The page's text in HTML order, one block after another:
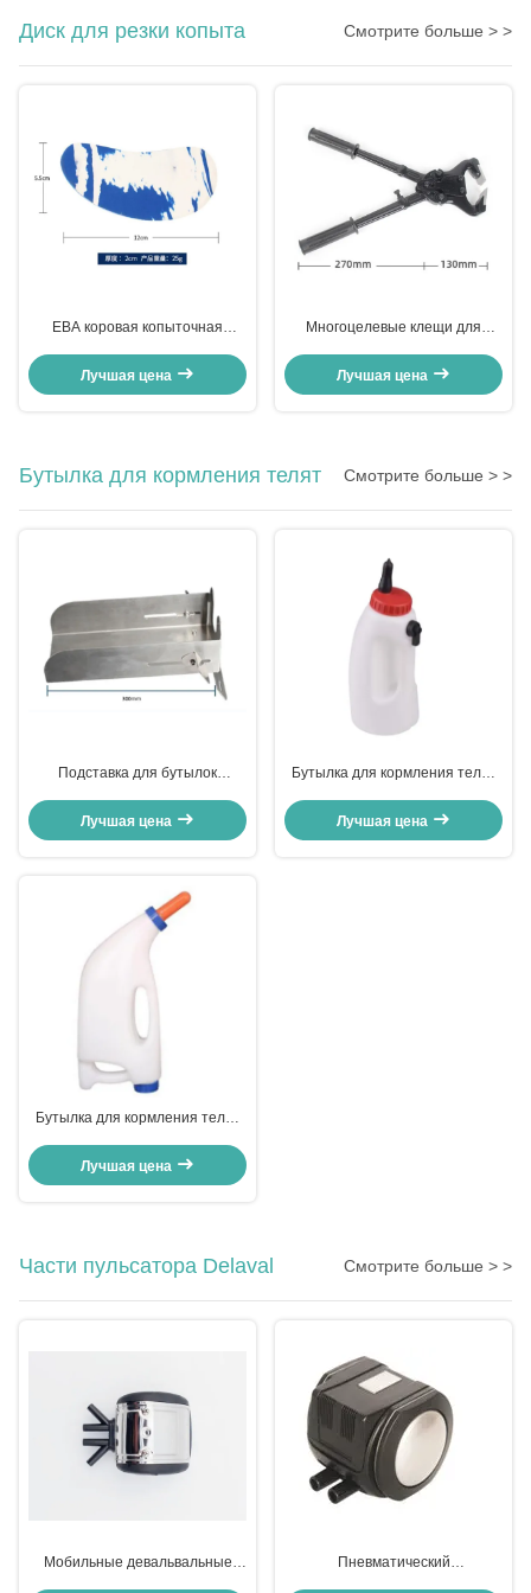
Диск для резки копыта Смотрите больше > >
ЕВА коровая копыточная
Лучшая цена
Многоцелевые клещи для
Лучшая цена
Бутылка для кормления телят Смотрите больше > >
Подставка для бутылок
Лучшая цена
Бутылка для кормления телят
Лучшая цена
Бутылка для кормления телят
Лучшая цена
Части пульсатора Delaval Смотрите больше > >
Мобильные девальвальные
Пневматический